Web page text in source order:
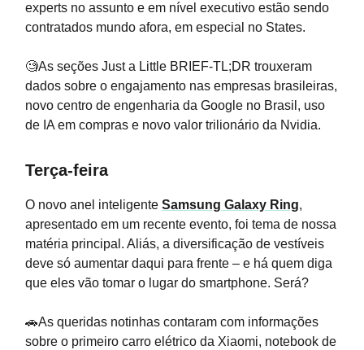
experts no assunto e em nível executivo estão sendo
contratados mundo afora, em especial no States.
🧐As seções Just a Little BRIEF-TL;DR trouxeram
dados sobre o engajamento nas empresas brasileiras,
novo centro de engenharia da Google no Brasil, uso
de IA em compras e novo valor trilionário da Nvidia.
Terça-feira
O novo anel inteligente Samsung Galaxy Ring,
apresentado em um recente evento, foi tema de nossa
matéria principal. Aliás, a diversificação de vestíveis
deve só aumentar daqui para frente – e há quem diga
que eles vão tomar o lugar do smartphone. Será?
🚗As queridas notinhas contaram com informações
sobre o primeiro carro elétrico da Xiaomi, notebook de